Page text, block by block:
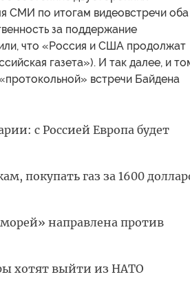
СМИ по итогам видеовстречи оба
за поддержание
что «Россия и США продолжат
газета»). И так далее, и
встречи Байдена
с Россией Европа будет
покупать газ за 1600
направлена против
хотят выйти из НАТО